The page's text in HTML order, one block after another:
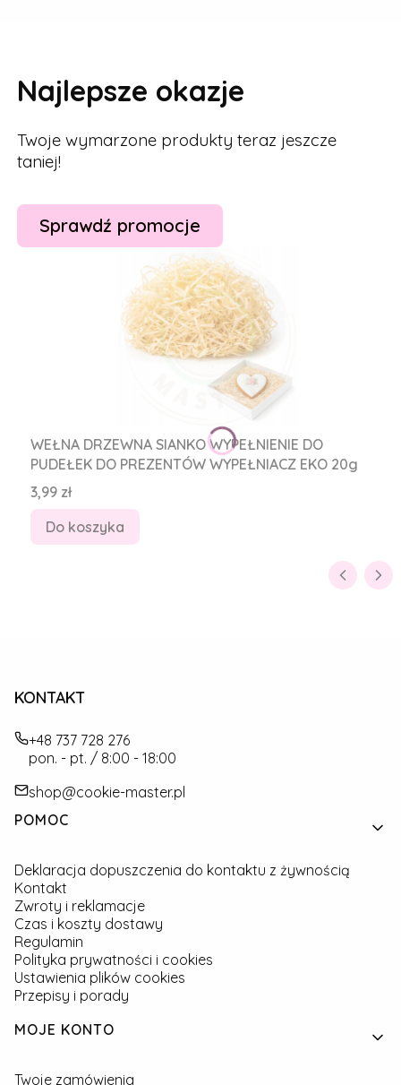
Najlepsze okazje
Twoje wymarzone produkty teraz jeszcze
taniej!
Sprawdź promocje
WEŁNA DRZEWNA SIANKO WYPEŁNIENIE DO
PUDEŁEK DO PREZENTÓW WYPEŁNIACZ EKO 20g
Cena
3,99 zł
Do koszyka
KONTAKT
+48 737 728 276
pon. - pt. / 8:00 - 18:00
shop@cookie-master.pl
Linki w stopce
POMOC
Deklaracja dopuszczenia do kontaktu z żywnością
Kontakt
Zwroty i reklamacje
Czas i koszty dostawy
Regulamin
Polityka prywatności i cookies
Ustawienia plików cookies
Przepisy i porady
MOJE KONTO
Twoje zamówienia